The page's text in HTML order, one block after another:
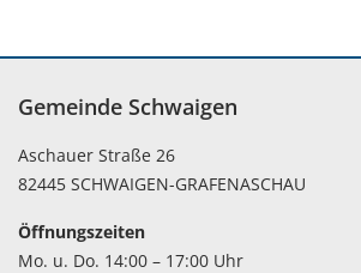
Gemeinde Schwaigen
Aschauer Straße 26
82445 SCHWAIGEN-GRAFENASCHAU
Öffnungszeiten
Mo. u. Do. 14:00 – 17:00 Uhr